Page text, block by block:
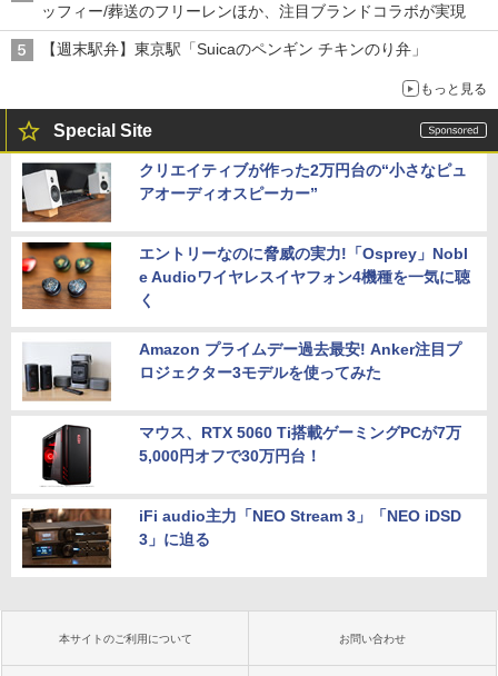
ッフィー/葬送のフリーレンほか、注目ブランドコラボが実現
【週末駅弁】東京駅「Suicaのペンギン チキンのり弁」
もっと見る
Special Site
クリエイティブが作った2万円台の“小さなピュ
アオーディオスピーカー”
エントリーなのに脅威の実力!「Osprey」Nobl
e Audioワイヤレスイヤフォン4機種を一気に聴
く
Amazon プライムデー過去最安! Anker注目プ
ロジェクター3モデルを使ってみた
マウス、RTX 5060 Ti搭載ゲーミングPCが7万
5,000円オフで30万円台！
iFi audio主力「NEO Stream 3」「NEO iDSD
3」に迫る
本サイトのご利用について お問い合わせ